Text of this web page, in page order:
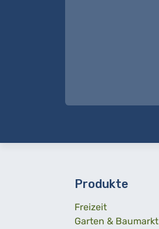
Produkte
Freizeit
Garten & Baumarkt